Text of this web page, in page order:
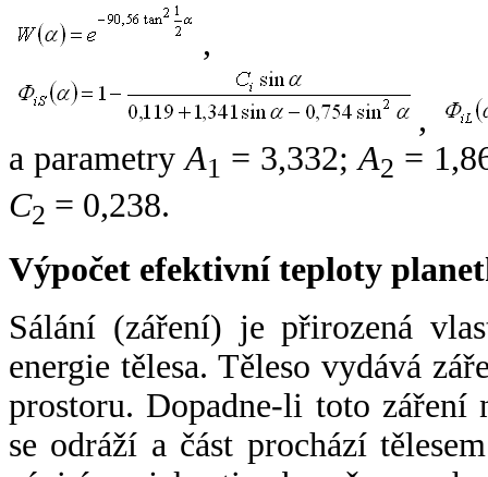
,
,
a parametryA1 = 3,332;A2 =
C2 = 0,238.
Výpočet efektivní teploty
Sálání (záření) je přirozená
energie tělesa. Těleso vydává
prostoru. Dopadne-li toto záření
se odráží a část prochází